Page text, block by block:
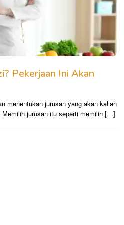
Pekerjaan Ini Akan
menentukan jurusan yang akan kalian
Memilih jurusan itu seperti memilih […]